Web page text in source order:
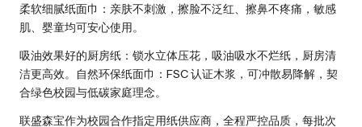
柔软细腻纸面巾：亲肤不刺激，擦脸不泛红、擦鼻不疼痛，敏感
肌、婴童均可安心使用。
吸油效果好的厨房纸：锁水立体压花，吸油吸水不烂纸，厨房清
洁更高效。自然环保纸面巾：FSC 认证木浆，可冲散易降解，契
合绿色校园与低碳家庭理念。
联盛森宝作为校园合作指定用纸供应商，全程严控品质，每批次